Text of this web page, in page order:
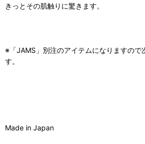
きっとその肌触りに驚きます。
※「JAMS」別注のアイテムになりますので
す。
Made in Japan